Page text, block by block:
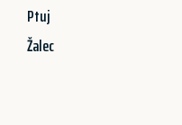
Ptuj
Žalec